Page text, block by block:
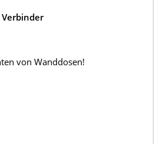
von Wanddosen!